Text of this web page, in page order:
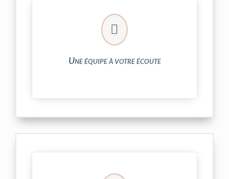

Une équipe à votre écoute
N’hésitez pas à nous solliciter
► 04 73 27 04 20
► contact@peekaboo.fr